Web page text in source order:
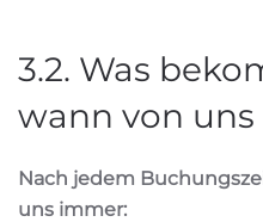
3.2. Was
wann von uns
Nach jedem
uns immer: